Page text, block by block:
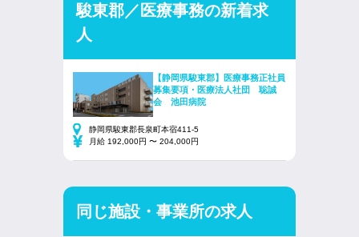
駿東郡／医療事務の新着求
人
【静岡県駿東郡】医療事務正社員
募集要項・医療法人社団 聡誠
会 池田病院
静岡県駿東郡長泉町本宿411-5
月給 192,000円 〜 204,000円
同じ施設・事業所の求人